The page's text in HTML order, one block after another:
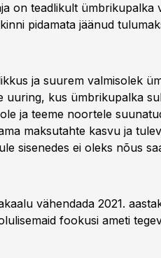
on teadlikult ümbrikupalka
pidamata jäänud
ja suurem valmisolek
uuring, kus ümbrikupalka
ja teeme noortele
maksutahte kasvu ja
sisenedes ei oleks nõus
vähendada 2021.
fookusi ameti